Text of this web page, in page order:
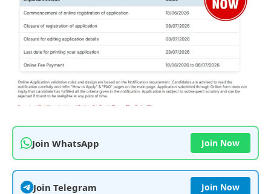
Join WhatsApp Join Now
Join Telegram Join Now